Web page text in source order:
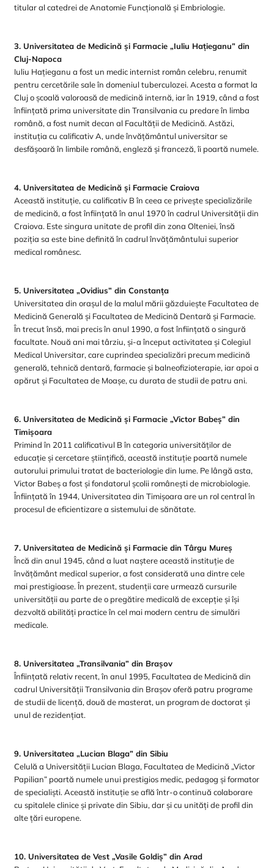
titular al catedrei de Anatomie Funcțională și Embriologie.
3. Universitatea de Medicină și Farmacie „Iuliu Hațieganu” din
Cluj-Napoca
Iuliu Hațieganu a fost un medic internist român celebru, renumit
pentru cercetările sale în domeniul tuberculozei. Acesta a format la
Cluj o școală valoroasă de medicină internă, iar în 1919, când a fost
înființată prima universitate din Transilvania cu predare în limba
română, a fost numit decan al Facultății de Medicină. Astăzi,
instituția cu calificativ A, unde învățământul universitar se
desfășoară în limbile română, engleză și franceză, îi poartă numele.
4. Universitatea de Medicină și Farmacie Craiova
Această instituție, cu calificativ B în ceea ce privește specializările
de medicină, a fost înființată în anul 1970 în cadrul Universității din
Craiova. Este singura unitate de profil din zona Olteniei, însă
poziția sa este bine definită în cadrul învățământului superior
medical românesc.
5. Universitatea „Ovidius” din Constanța
Universitatea din orașul de la malul mării găzduiește Facultatea de
Medicină Generală și Facultatea de Medicină Dentară și Farmacie.
În trecut însă, mai precis în anul 1990, a fost înființată o singură
facultate. Nouă ani mai târziu, și-a început activitatea și Colegiul
Medical Universitar, care cuprindea specializări precum medicină
generală, tehnică dentară, farmacie și balneofizioterapie, iar apoi a
apărut și Facultatea de Moașe, cu durata de studii de patru ani.
6. Universitatea de Medicină și Farmacie „Victor Babeș” din
Timișoara
Primind în 2011 calificativul B în categoria universităților de
educație și cercetare științifică, această instituție poartă numele
autorului primului tratat de bacteriologie din lume. Pe lângă asta,
Victor Babeș a fost și fondatorul școlii românești de microbiologie.
Înființată în 1944, Universitatea din Timișoara are un rol central în
procesul de eficientizare a sistemului de sănătate.
7. Universitatea de Medicină și Farmacie din Târgu Mureș
Încă din anul 1945, când a luat naștere această instituție de
învățământ medical superior, a fost considerată una dintre cele
mai prestigioase. În prezent, studenții care urmează cursurile
universității au parte de o pregătire medicală de excepție și își
dezvoltă abilități practice în cel mai modern centru de simulări
medicale.
8. Universitatea „Transilvania” din Brașov
Înființată relativ recent, în anul 1995, Facultatea de Medicină din
cadrul Universității Transilvania din Brașov oferă patru programe
de studii de licență, două de masterat, un program de doctorat și
unul de rezidențiat.
9. Universitatea „Lucian Blaga” din Sibiu
Celulă a Universității Lucian Blaga, Facultatea de Medicină „Victor
Papilian” poartă numele unui prestigios medic, pedagog și formator
de specialiști. Această instituție se află într-o continuă colaborare
cu spitalele clinice și private din Sibiu, dar și cu unități de profil din
alte țări europene.
10. Universitatea de Vest „Vasile Goldiș” din Arad